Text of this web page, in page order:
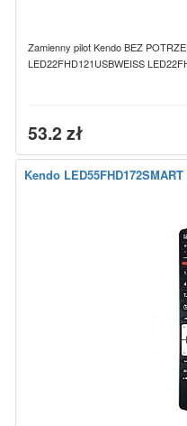
Zamienny pilot Kendo BEZ
LED22FHD121USBWEISS
53.2 zł
Kendo